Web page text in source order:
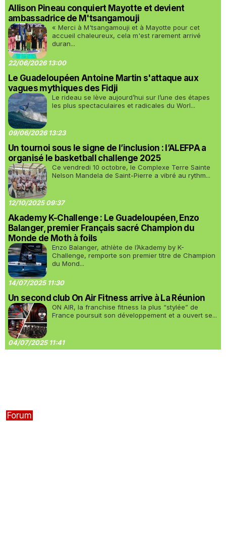
Allison Pineau conquiert Mayotte et devient
ambassadrice de M'tsangamouji
« Merci à M'tsangamouji et à Mayotte pour cet
accueil chaleureux, cela m'est rarement arrivé
duran...
22/06/2026 13:00
Le Guadeloupéen Antoine Martin s'attaque aux
vagues mythiques des Fidji
Le rideau se lève aujourd’hui sur l’une des étapes
les plus spectaculaires et radicales du Worl...
09/06/2026 13:23
Un tournoi sous le signe de l’inclusion : l’ALEFPA a
organisé le basketball challenge 2025
Ce vendredi 10 octobre, le Complexe Terre Sainte
Nelson Mandela de Saint-Pierre a vibré au rythm...
12/10/2025 09:37
Akademy K-Challenge : Le Guadeloupéen, Enzo
Balanger, premier Français sacré Champion du
Monde de Moth à foils
Enzo Balanger, athlète de l’Akademy by K-
Challenge, remporte son premier titre de Champion
du Mond...
14/07/2025 11:30
Un second club On Air Fitness arrive à La Réunion
ON AIR, la franchise fitness la plus “stylée” de
France poursuit son développement et a ouvert se...
04/07/2025 11:41
Forum